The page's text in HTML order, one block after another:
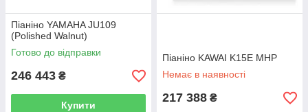
Піаніно YAMAHA JU109
(Polished Walnut)
Готово до відправки
246 443 ₴
Купити
Піаніно KAWAI K15E MHP
Немає в наявності
217 388 ₴